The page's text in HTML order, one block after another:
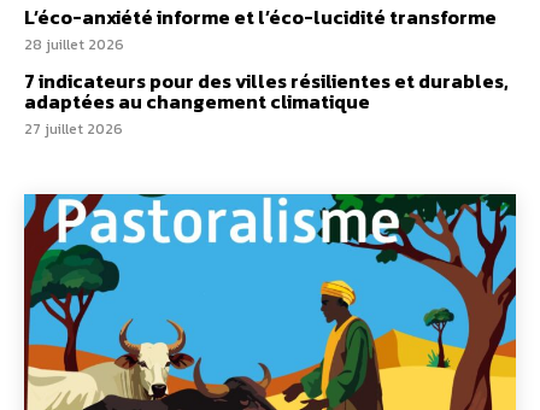
L’éco-anxiété informe et l’éco-lucidité transforme
28 juillet 2026
7 indicateurs pour des villes résilientes et durables,
adaptées au changement climatique
27 juillet 2026